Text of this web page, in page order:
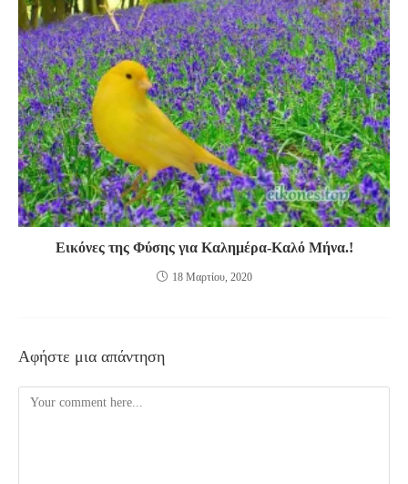
Εικόνες της Φύσης για Καλημέρα-Καλό Μήνα.!
18 Μαρτίου, 2020
Αφήστε μια απάντηση
Comment